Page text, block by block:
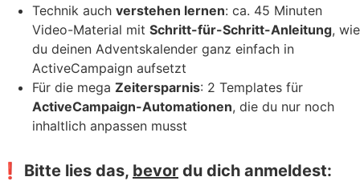
Technik auch verstehen lernen: ca. 45 Minuten
Video-Material mit Schritt-für-Schritt-Anleitung, wie
du deinen Adventskalender ganz einfach in
ActiveCampaign aufsetzt
Für die mega Zeitersparnis: 2 Templates für
ActiveCampaign-Automationen, die du nur noch
inhaltlich anpassen musst
❗ Bitte lies das, bevor du dich anmeldest: